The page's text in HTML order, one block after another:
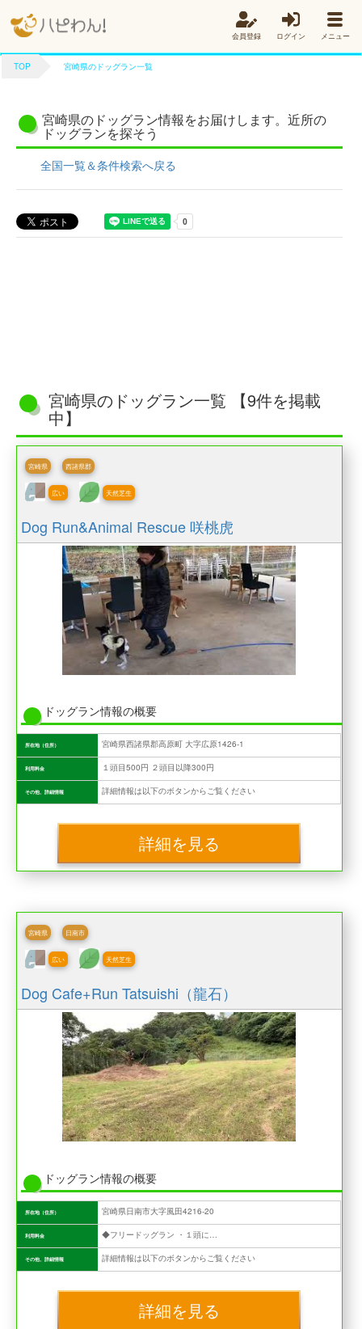
会員登録 ログイン メニュー
TOP 宮崎県のドッグラン一覧
宮崎県のドッグラン情報をお届けします。近所の
ドッグランを探そう
全国一覧＆条件検索へ戻る
宮崎県のドッグラン一覧 【9件を掲載
中】
宮崎県 西諸県郡
広い 天然芝生
Dog Run&Animal Rescue 咲桃虎
ドッグラン情報の概要
所在地（住所） 宮崎県西諸県郡高原町 大字広原1426-1
利用料金 １頭目500円 ２頭目以降300円
その他、詳細情報 詳細情報は以下のボタンからご覧ください
詳細を見る
宮崎県 日南市
広い 天然芝生
Dog Cafe+Run Tatsuishi（龍石）
ドッグラン情報の概要
所在地（住所） 宮崎県日南市大字風田4216-20
利用料金 ◆フリードッグラン ・１頭につき店内飲食550円以上の利用でドッグラン無料 ・ドッグランのみの利用は１頭につき500円 ◆貸切ドッグラン ・１頭につき店内飲食550円以上の利用で貸切ドッグラン30分1,000円（貸切時間外にはフリードッグランも無料で利用可能） ・貸切ドッグランのみの利用は30分2,000円（フリードッグランも使用する際は、１頭につき別途500円）
その他、詳細情報 詳細情報は以下のボタンからご覧ください
詳細を見る